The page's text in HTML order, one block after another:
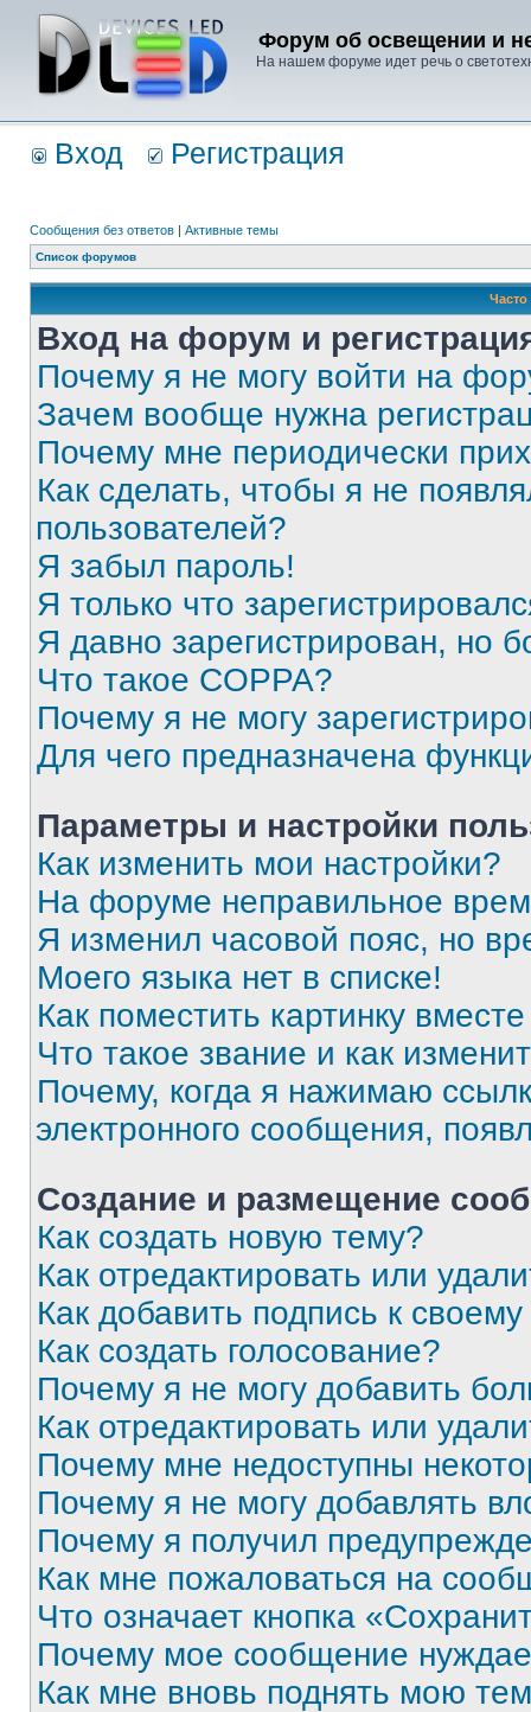
Форум об освещении и
На нашем форуме идет речь о
Вход Регистрация
Сообщения без ответов | Активные темы
Список форумов
Вход на форум и
Почему я не могу войти на
Зачем вообще нужна
Почему мне периодически
Как сделать, чтобы я не
пользователей?
Я забыл пароль!
Я только что
Я давно зарегистрирован, но
Что такое COPPA?
Почему я не могу
Для чего предназначена
Параметры и настройки
Как изменить мои настройки?
На форуме неправильное
Я изменил часовой пояс, но
Моего языка нет в списке!
Как поместить картинку
Что такое звание и как
Почему, когда я нажимаю
электронного сообщения,
Создание и размещение
Как создать новую тему?
Как отредактировать или
Как добавить подпись к
Как создать голосование?
Почему я не могу добавить
Как отредактировать или
Почему мне недоступны
Почему я не могу добавлять
Почему я получил
Как мне пожаловаться на
Что означает кнопка
Почему мое сообщение
Как мне вновь поднять мою